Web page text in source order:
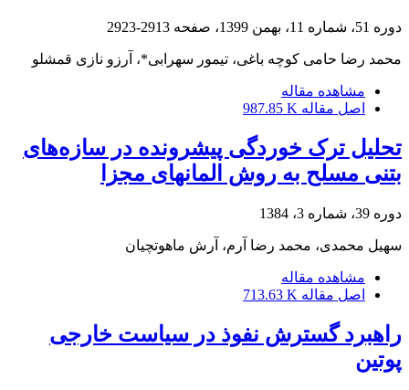
دوره 51، شماره 11، بهمن 1399، صفحه 2913-2923
محمد رضا حامی کوچه باغی، تیمور سهرابی*، آرزو نازی قمشلو
مشاهده مقاله
اصل مقاله 987.85 K
تحلیل ترک خوردگی پیشرونده در سازه‌های
بتنی مسلح به روش المانهای مجزا
دوره 39، شماره 3، 1384
سهیل محمدی، محمد رضا آرم، آرش ماهوتچیان
مشاهده مقاله
اصل مقاله 713.63 K
راهبرد گسترش نفوذ در سیاست خارجی
پوتین